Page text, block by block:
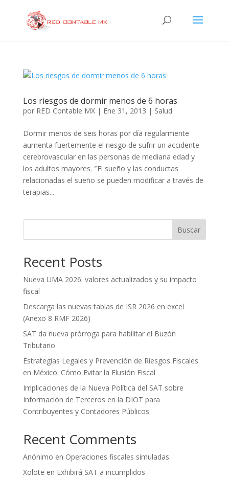
Los riesgos de dormir menos de 6 horas
por RED Contable MX| Ene 31, 2013 | Salud
Dormir menos de seis horas por día regularmente
aumenta fuertemente el riesgo de sufrir un accidente
cerebrovascular en las personas de mediana edad y
los adultos mayores. ″El sueño y las conductas
relacionadas el sueño se pueden modificar a través de
terapias...
Buscar
Recent Posts
Nueva UMA 2026: valores actualizados y su impacto
fiscal
Descarga las nuevas tablas de ISR 2026 en excel
(Anexo 8 RMF 2026)
SAT da nueva prórroga para habilitar el Buzón
Tributario
Estrategias Legales y Prevención de Riesgos Fiscales
en México: Cómo Evitar la Elusión Fiscal
Implicaciones de la Nueva Política del SAT sobre
Información de Terceros en la DIOT para
Contribuyentes y Contadores Públicos
Recent Comments
Anónimo en Operaciones fiscales simuladas.
Xolote en Exhibirá SAT a incumplidos